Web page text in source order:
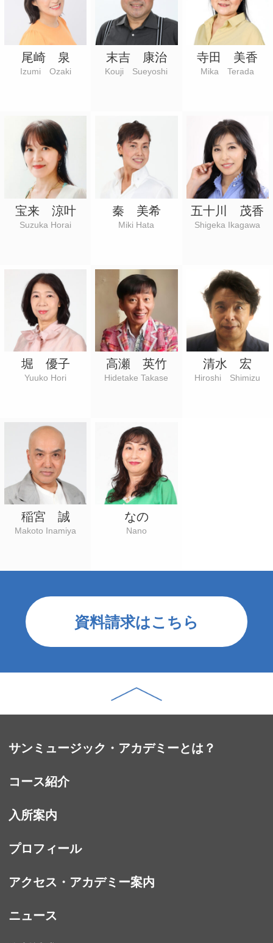
尾崎 泉
Izumi Ozaki
末吉 康治
Kouji Sueyoshi
寺田 美香
Mika Terada
宝来 涼叶
Suzuka Horai
秦 美希
Miki Hata
五十川 茂香
Shigeka Ikagawa
堀 優子
Yuuko Hori
高瀬 英竹
Hidetake Takase
清水 宏
Hiroshi Shimizu
稲宮 誠
Makoto Inamiya
なの
Nano
資料請求はこちら
サンミュージック・アカデミーとは？
コース紹介
入所案内
プロフィール
アクセス・アカデミー案内
ニュース